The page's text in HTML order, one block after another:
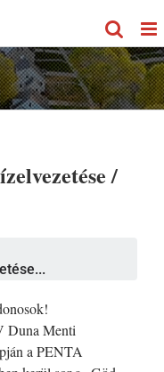
/
Duna Menti
a PENTA